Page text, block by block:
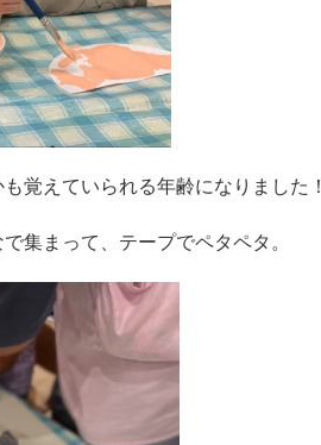
覚えていられる年齢になりました！
集まって、テープでペタペタ。